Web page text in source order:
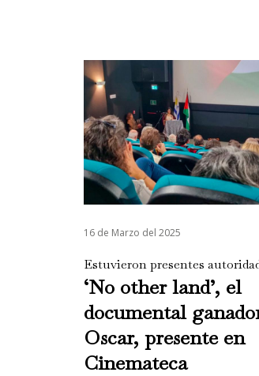
16 de Marzo del 2025
Estuvieron presentes
‘No other land’, el
documental
Oscar, presente en
Cinemateca